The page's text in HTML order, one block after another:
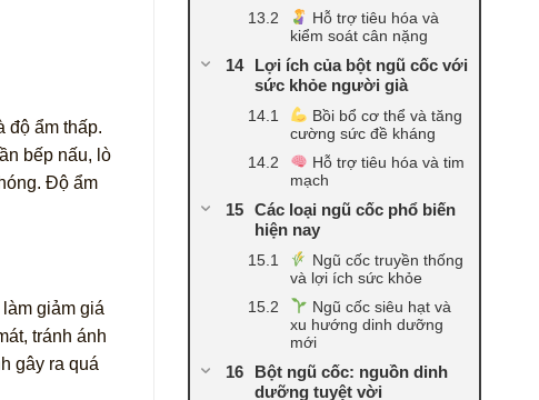
độ ẩm thấp.
bếp nấu, lò
Độ ẩm
giảm giá
tránh ánh
gây ra quá
Hỗ trợ tiêu hóa và
kiểm soát cân nặng
Lợi ích của bột ngũ cốc với
sức khỏe người già
Bồi bổ cơ thể và tăng
cường sức đề kháng
Hỗ trợ tiêu hóa và tim
mạch
Các loại ngũ cốc phổ biến
hiện nay
Ngũ cốc truyền thống
và lợi ích sức khỏe
Ngũ cốc siêu hạt và
xu hướng dinh dưỡng
mới
Bột ngũ cốc: nguồn dinh
dưỡng tuyệt vời